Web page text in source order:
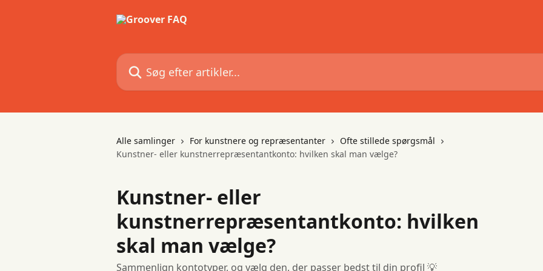
Søg efter artikler...
Alle samlinger For kunstnere og repræsentanter
Ofte stillede spørgsmål
Kunstner- eller kunstnerrepræsentantkonto: hvilken skal man vælge?
Kunstner- eller
kunstnerrepræsentantkonto: hvilken
skal man vælge?
Sammenlign kontotyper, og vælg den, der passer bedst til din profil 💡